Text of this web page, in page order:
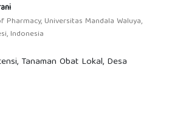
Universitas Mandala Waluya,
Indonesia
Tanaman Obat Lokal, Desa